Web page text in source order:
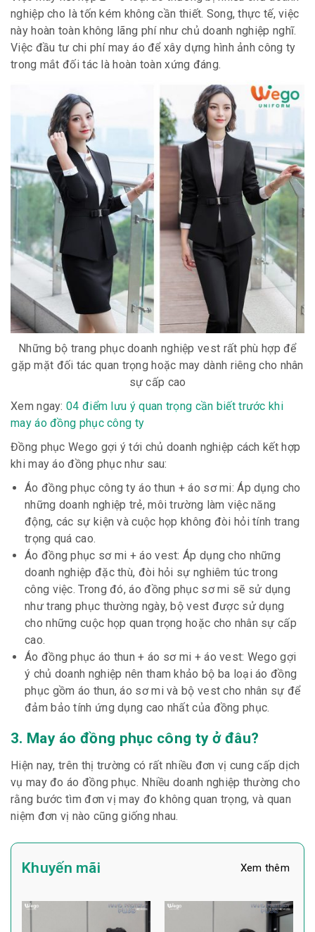
nghiệp cho là tốn kém không cần thiết. Song, thực tế, việc
này hoàn toàn không lãng phí như chủ doanh nghiệp nghĩ.
Việc đầu tư chi phí may áo để xây dựng hình ảnh công ty
trong mắt đối tác là hoàn toàn xứng đáng.
Những bộ trang phục doanh nghiệp vest rất phù hợp để
gặp mặt đối tác quan trọng hoặc may dành riêng cho nhân
sự cấp cao
Xem ngay:04 điểm lưu ý quan trọng cần biết trước khi
may áo đồng phục công ty
Đồng phục Wego gợi ý tới chủ doanh nghiệp cách kết hợp
khi may áo đồng phục như sau:
Áo đồng phục công ty áo thun + áo sơ mi: Áp dụng cho
những doanh nghiệp trẻ, môi trường làm việc năng
động, các sự kiện và cuộc họp không đòi hỏi tính trang
trọng quá cao.
Áo đồng phục sơ mi + áo vest: Áp dụng cho những
doanh nghiệp đặc thù, đòi hỏi sự nghiêm túc trong
công việc. Trong đó, áo đồng phục sơ mi sẽ sử dụng
như trang phục thường ngày, bộ vest được sử dụng
cho những cuộc họp quan trọng hoặc cho nhân sự cấp
cao.
Áo đồng phục áo thun + áo sơ mi + áo vest: Wego gợi
ý chủ doanh nghiệp nên tham khảo bộ ba loại áo đồng
phục gồm áo thun, áo sơ mi và bộ vest cho nhân sự để
đảm bảo tính ứng dụng cao nhất của đồng phục.
3. May áo đồng phục công ty ở đâu?
Hiện nay, trên thị trường có rất nhiều đơn vị cung cấp dịch
vụ may đo áo đồng phục. Nhiều doanh nghiệp thường cho
rằng bước tìm đơn vị may đo không quan trọng, và quan
niệm đơn vị nào cũng giống nhau.
Khuyến mãi Xem thêm